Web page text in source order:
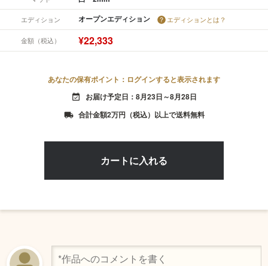
エディション オープンエディション エディションとは？
金額（税込） ¥22,333
あなたの保有ポイント：ログインすると表示されます
event_available お届け予定日：8月23日～8月28日
local_shipping 合計金額2万円（税込）以上で送料無料